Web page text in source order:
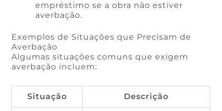
empréstimo se a obra não estiver
averbação.
Exemplos de Situações que Precisam de
Averbação
Algumas situações comuns que exigem
averbação incluem:
Situação Descrição